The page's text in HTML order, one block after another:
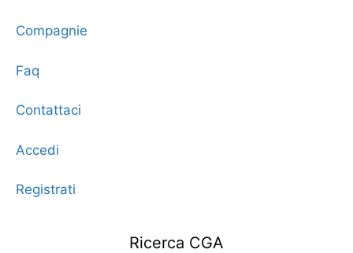
Compagnie
Faq
Contattaci
Accedi
Registrati
Ricerca CGA